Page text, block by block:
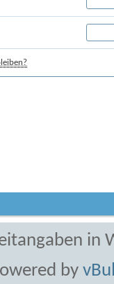
in
by